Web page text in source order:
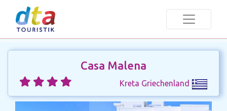
Casa Malena
Kreta Griechenland